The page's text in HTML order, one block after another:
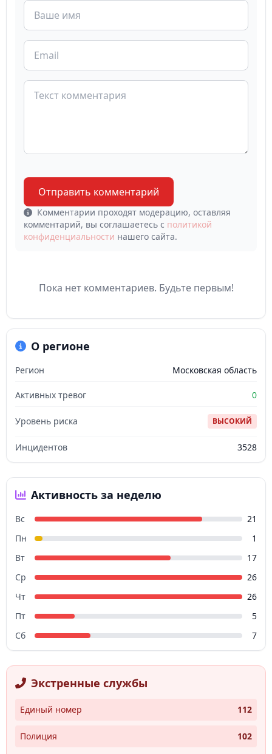
Отправить комментарий
Комментарии проходят модерацию, оставляя
комментарий, вы соглашаетесь с политикой
конфиденциальности нашего сайта.
Пока нет комментариев. Будьте первым!
О регионе
Регион Московская область
Активных тревог 0
Уровень риска ВЫСОКИЙ
Инцидентов 3528
Активность за неделю
Вс
21
Пн
1
Вт
17
Ср
26
Чт
26
Пт
5
Сб
7
Экстренные службы
Единый номер 112
Полиция 102